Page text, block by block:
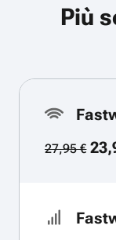
Più
27,95 €